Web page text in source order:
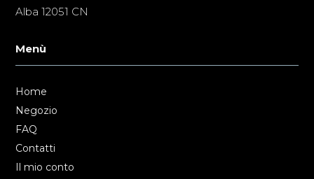
Alba 12051 CN
Menù
Home
Negozio
FAQ
Contatti
Il mio conto